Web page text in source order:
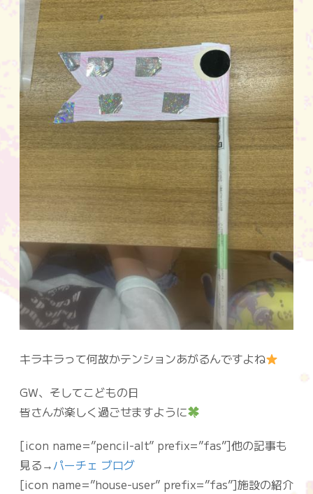
キラキラって何故かテンションあがるんですよね
GW、そしてこどもの日
皆さんが楽しく過ごせますように
[icon name=”pencil-alt” prefix=”fas”]他の記事も
見る→パーチェ ブログ
[icon name=”house-user” prefix=”fas”]施設の紹介